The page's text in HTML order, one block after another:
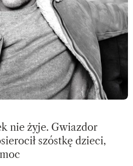
nie żyje. Gwiazdor
szóstkę dzieci,